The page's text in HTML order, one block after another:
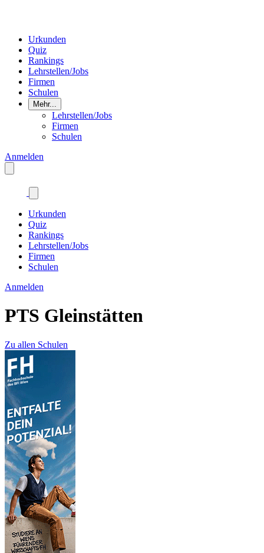
Urkunden
Quiz
Rankings
Lehrstellen/Jobs
Firmen
Schulen
Mehr...
Lehrstellen/Jobs
Firmen
Schulen
Anmelden
Urkunden
Quiz
Rankings
Lehrstellen/Jobs
Firmen
Schulen
Anmelden
PTS Gleinstätten
Zu allen Schulen